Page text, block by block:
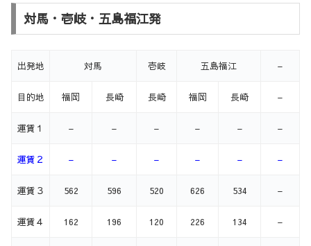
対馬・壱岐・五島福江発
出発地 対馬 壱岐 五島福江 –
目的地 福岡 長崎 長崎 福岡 長崎 –
運賃１ – – – – – –
運賃２ – – – – – –
運賃３ 562 596 520 626 534 –
運賃４ 162 196 120 226 134 –